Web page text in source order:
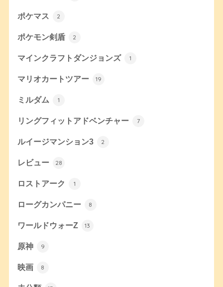
ポケマス 2
ポケモン剣盾 2
マインクラフトダンジョンズ 1
マリオカートツアー 19
ミルダム 1
リングフィットアドベンチャー 7
ルイージマンション3 2
レビュー 28
ロストアーク 1
ローグカンパニー 8
ワールドウォーZ 13
原神 9
映画 8